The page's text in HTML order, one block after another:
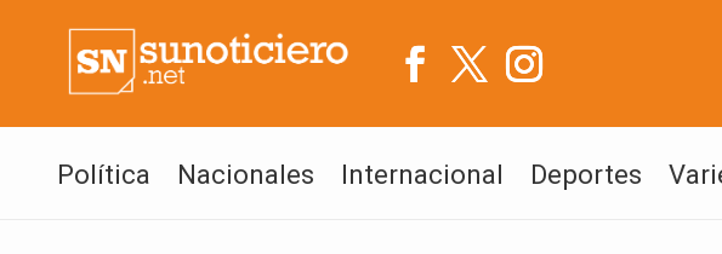
Política Nacionales Internacional Deportes